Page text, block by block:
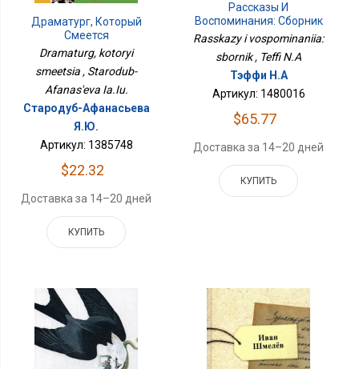
Драматург, Который
Смеется
Dramaturg, kotoryi
smeetsia , Starodub-
Afanas'eva Ia.Iu.
Стародуб-Афанасьева
Я.Ю.
Артикул: 1385748
$22.32
Доставка за 14–20 дней
КУПИТЬ
Рассказы И
Воспоминания: Сборник
Rasskazy i vospominaniia:
sbornik , Teffi N.A
Тэффи Н.А
Артикул: 1480016
$65.77
Доставка за 14–20 дней
КУПИТЬ